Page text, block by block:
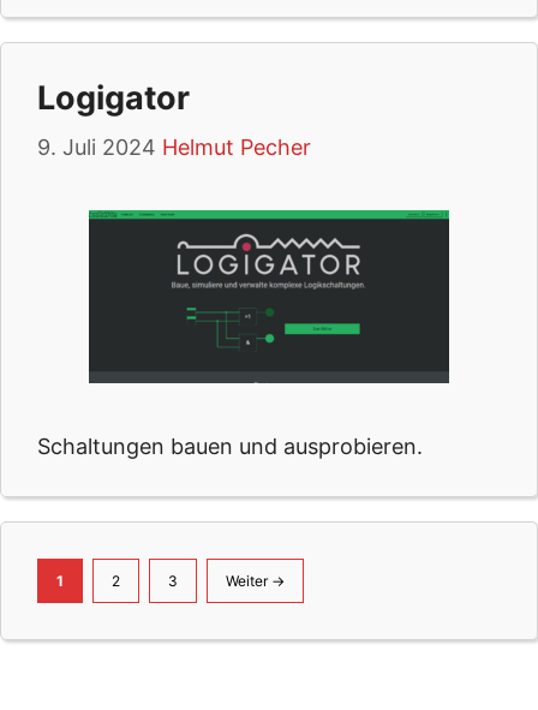
Logigator
9. Juli 2024 Helmut Pecher
Schaltungen bauen und ausprobieren.
Seite
1 Seite
2 Seite
3 Weiter →